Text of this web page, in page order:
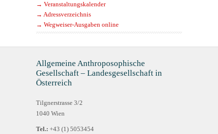
→ Veranstaltungskalender
→ Adressverzeichnis
→ Wegweiser-Ausgaben online
Allgemeine Anthroposophische
Gesellschaft – Landesgesellschaft in
Österreich
Tilgnerstrasse 3/2
1040 Wien
Tel.: +43 (1) 5053454